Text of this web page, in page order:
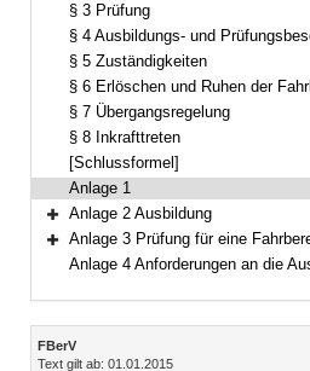
§ 3 Prüfung
§ 4 Ausbildungs- und
§ 5 Zuständigkeiten
§ 6 Erlöschen und Ruhen der
§ 7 Übergangsregelung
§ 8 Inkrafttreten
[Schlussformel]
Anlage 1
Bereich erweitern
Anlage 2 Ausbildung
Bereich erweitern
Anlage 3 Prüfung für eine Fahrberechtigung zum Führen von Einsatzfahrzeugen der Freiwilligen Feuerwehren, der nach Landesrecht
Anlage 4 Anforderungen an die
Inhalt
FBerV
Text gilt ab: 01.01.2015